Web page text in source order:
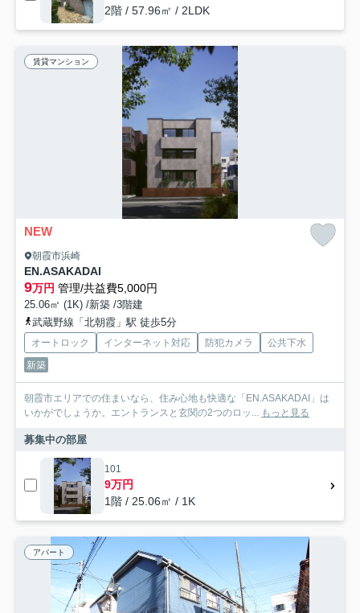
2階 / 57.96㎡ / 2LDK
賃貸マンション
NEW
朝霞市浜崎
EN.ASAKADAI
9万円 管理/共益費5,000円
25.06㎡ (1K) /新築 /3階建
武蔵野線「北朝霞」駅 徒歩5分
オートロック インターネット対応 防犯カメラ
公共下水
新築
朝霞市エリアでの住まいなら、住み心地も快適な「EN.ASAKADAI」は
いかがでしょうか。エントランスと玄関の2つのロッ...
もっと見る
募集中の部屋
101
9万円
1階 / 25.06㎡ / 1K
アパート